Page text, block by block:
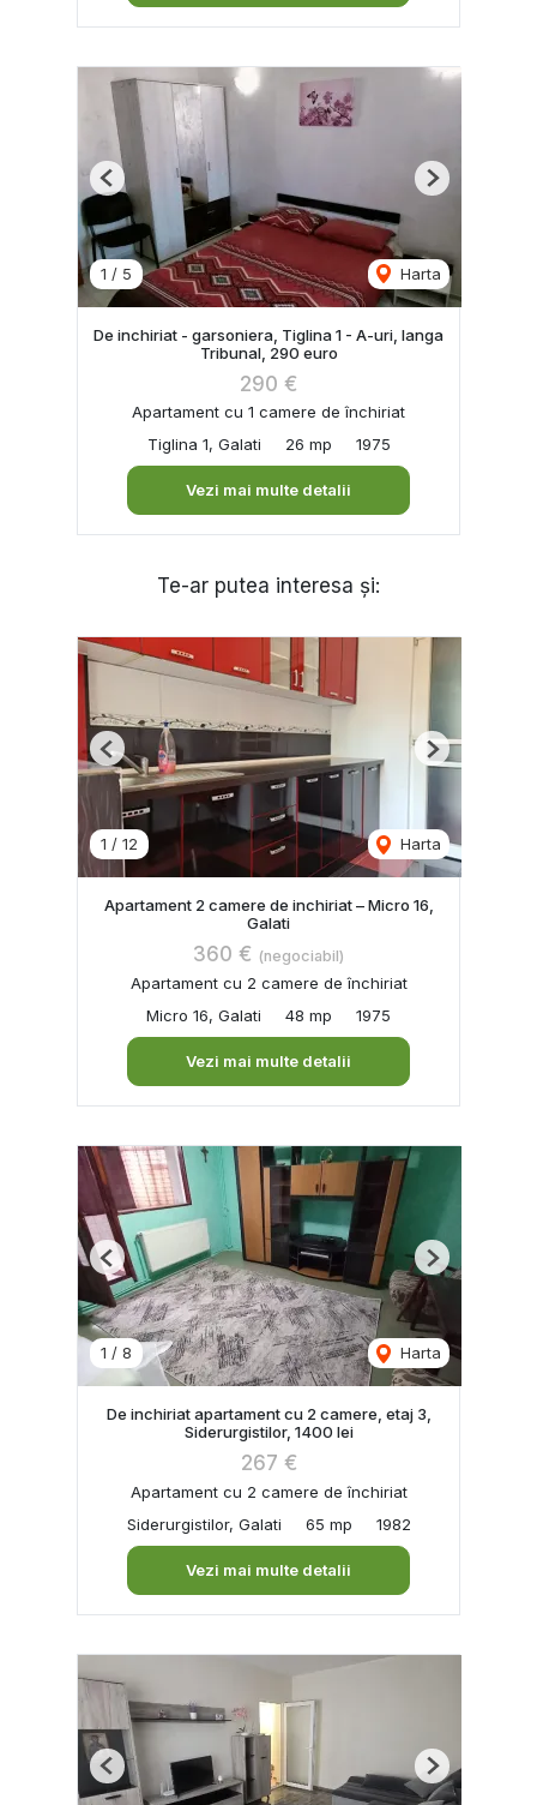
1 / 5 Harta
Previous Next
De inchiriat - garsoniera, Tiglina 1 - A-uri, langa
Tribunal, 290 euro
290 €
Apartament cu 1 camere de închiriat
Tiglina 1, Galati
26 mp 1975
Vezi mai multe detalii
Te-ar putea interesa și:
1 / 12 Harta
Previous Next
Apartament 2 camere de inchiriat – Micro 16,
Galati
360 € (negociabil)
Apartament cu 2 camere de închiriat
Micro 16, Galati
48 mp 1975
Vezi mai multe detalii
1 / 8 Harta
Previous Next
De inchiriat apartament cu 2 camere, etaj 3,
Siderurgistilor, 1400 lei
267 €
Apartament cu 2 camere de închiriat
Siderurgistilor, Galati
65 mp 1982
Vezi mai multe detalii
Previous Next